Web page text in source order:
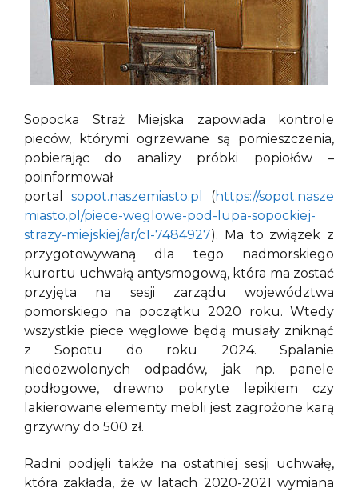
Sopocka Straż Miejska zapowiada kontrole
pieców, którymi ogrzewane są pomieszczenia,
pobierając do analizy próbki popiołów –
poinformował
portal sopot.naszemiasto.pl (https://sopot.nasze
miasto.pl/piece-weglowe-pod-lupa-sopockiej-
strazy-miejskiej/ar/c1-7484927). Ma to związek z
przygotowywaną dla tego nadmorskiego
kurortu uchwałą antysmogową, która ma zostać
przyjęta na sesji zarządu województwa
pomorskiego na początku 2020 roku. Wtedy
wszystkie piece węglowe będą musiały zniknąć
z Sopotu do roku 2024. Spalanie
niedozwolonych odpadów, jak np. panele
podłogowe, drewno pokryte lepikiem czy
lakierowane elementy mebli jest zagrożone karą
grzywny do 500 zł.
Radni podjęli także na ostatniej sesji uchwałę,
która zakłada, że w latach 2020-2021 wymiana